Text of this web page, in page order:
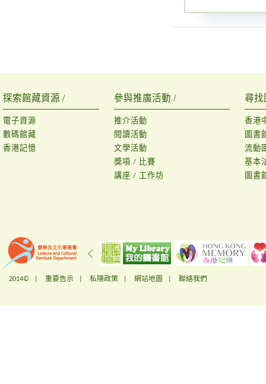
探索館藏資源 /
電子資源
數碼館藏
香港記憶
參與推廣活動 /
推介活動
閱讀活動
文學活動
獎項 / 比賽
講座 / 工作坊
尋找
香港
圖書
流動
基本
圖書
2014© | 重要告示 私隱政策 網站地圖 聯絡我們